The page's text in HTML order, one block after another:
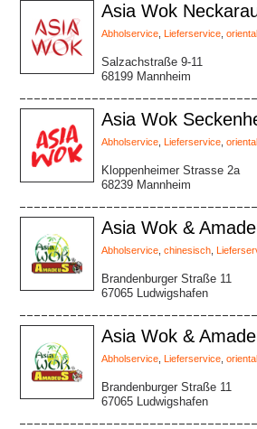
Asia Wok
Abholservice Lieferservice
Salzachstraße 9-11
68199 Mannheim
Asia Wok
Abholservice Lieferservice
Kloppenheimer Strasse 2a
68239 Mannheim
Asia Wok &
Abholservice chinesisch
Brandenburger Straße 11
67065 Ludwigshafen
Asia Wok &
Abholservice Lieferservice
Brandenburger Straße 11
67065 Ludwigshafen